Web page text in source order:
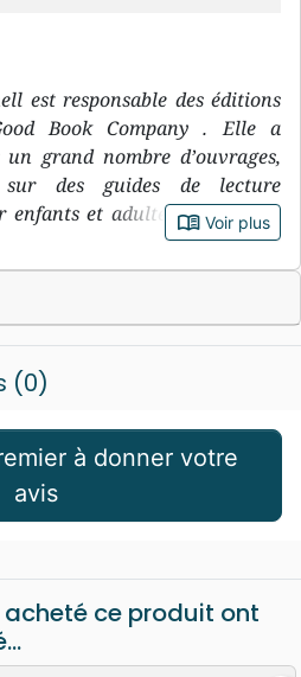
est responsable des éditions
Book Company . Elle a
grand nombre d’ouvrages,
sur des guides de lecture
enfants et adultes, et est elle-
de plusieurs livres pour
dont La tempête qui
Jésus et la fosse aux lions et
heure de l’après-midi .
book_open Voir plus
(0)
avis
ce produit ont